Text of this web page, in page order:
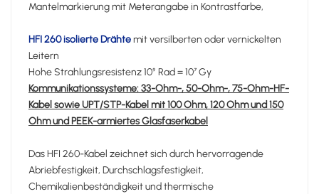
Mantelmarkierung mit Meterangabe in Kontrastfarbe,
HFI 260 isolierte Drähtemit versilberten oder vernickelten
Leitern
Hohe Strahlungsresistenz 10⁹ Rad = 10⁷ Gy
Kommunikationssysteme: 33-Ohm-, 50-Ohm-, 75-Ohm-HF-
Kabel sowie UPT/STP-Kabel mit 100 Ohm, 120 Ohm und 150
Ohm und PEEK-armiertes Glasfaserkabel
Das HFI 260-Kabel zeichnet sich durch hervorragende
Abriebfestigkeit, Durchschlagsfestigkeit,
Chemikalienbeständigkeit und thermische